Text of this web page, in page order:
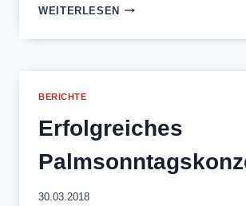
WEITERLESEN FRÜHJAHRSKONZERT
BERICHTE
Erfolgreiches
30.03.2018